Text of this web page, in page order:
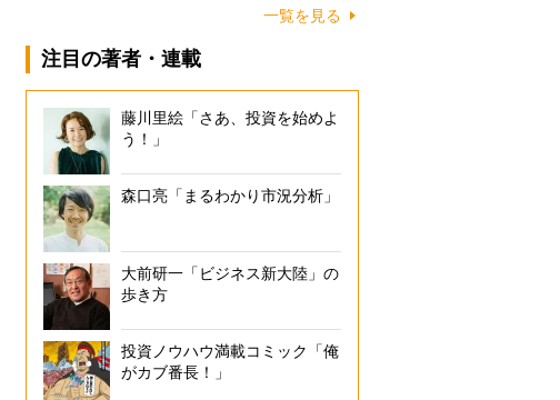
一覧を見る
注目の著者・連載
藤川里絵「さあ、投資を始めよ
う！」
森口亮「まるわかり市況分析」
大前研一「ビジネス新大陸」の
歩き方
投資ノウハウ満載コミック「俺
がカブ番長！」